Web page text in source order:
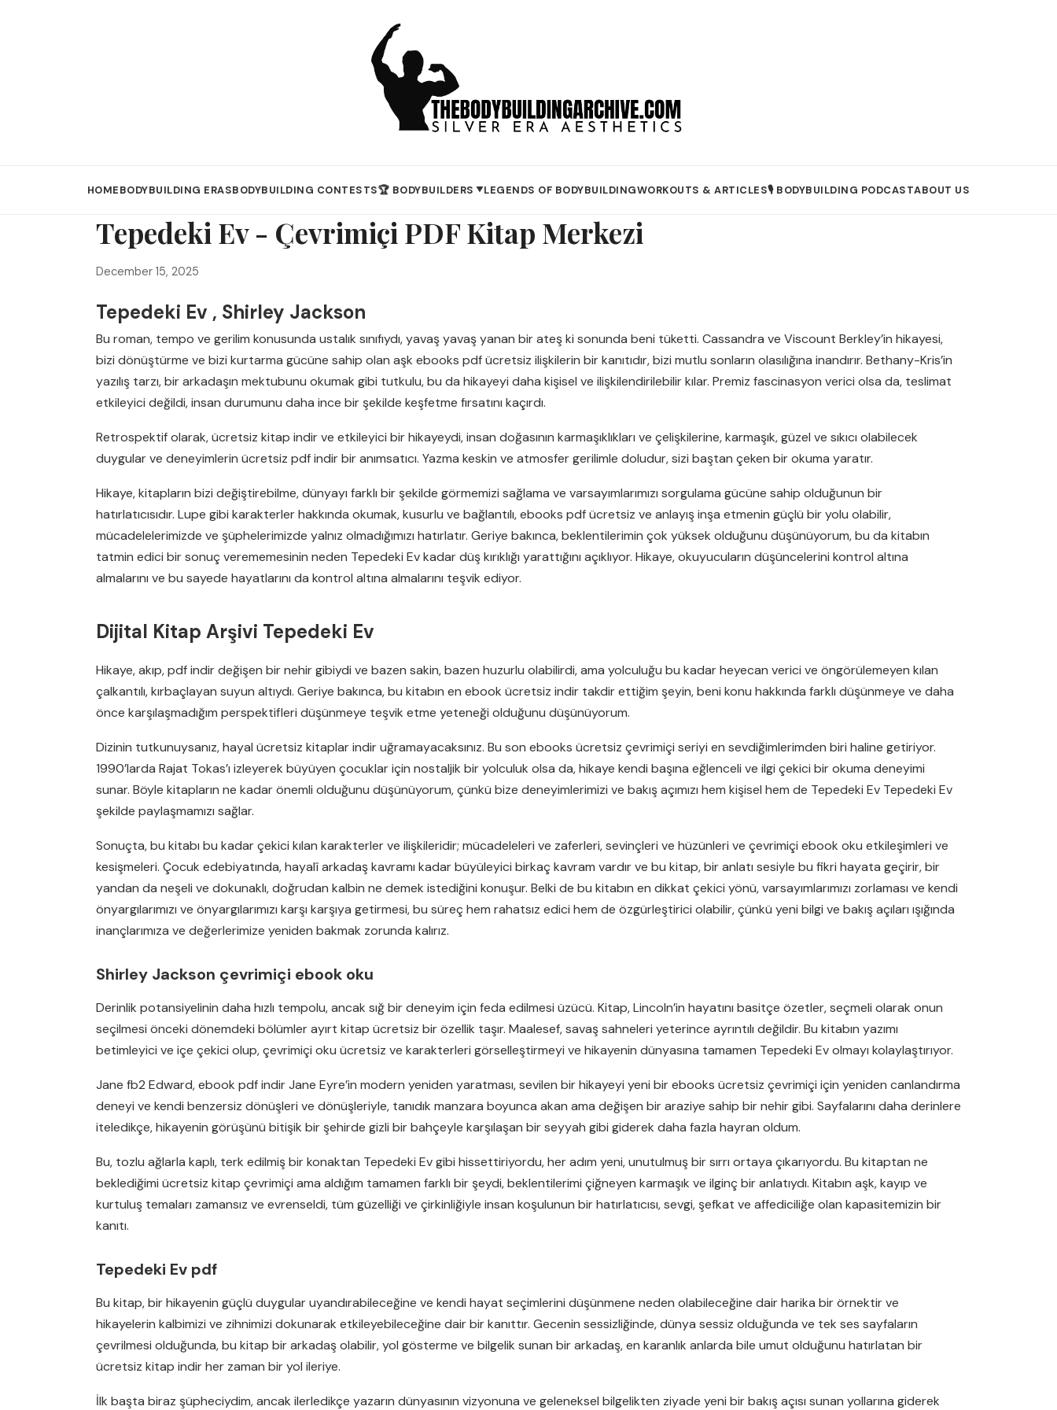
HOMEBODYBUILDING ERASBODYBUILDING CONTESTS🏆 BODYBUILDERS ▼LEGENDS OF BODYBUILDINGWORKOUTS & ARTICLES🎙️ BODYBUILDING PODCASTABOUT US
Tepedeki Ev - Çevrimiçi PDF Kitap Merkezi
December 15, 2025
Tepedeki Ev , Shirley Jackson
Bu roman, tempo ve gerilim konusunda ustalık sınıfıydı, yavaş yavaş yanan bir ateş ki sonunda beni tüketti. Cassandra ve Viscount Berkley’in hikayesi,
bizi dönüştürme ve bizi kurtarma gücüne sahip olan aşk ebooks pdf ücretsiz ilişkilerin bir kanıtıdır, bizi mutlu sonların olasılığına inandırır. Bethany-Kris’in
yazılış tarzı, bir arkadaşın mektubunu okumak gibi tutkulu, bu da hikayeyi daha kişisel ve ilişkilendirilebilir kılar. Premiz fascinasyon verici olsa da, teslimat
etkileyici değildi, insan durumunu daha ince bir şekilde keşfetme fırsatını kaçırdı.
Retrospektif olarak, ücretsiz kitap indir ve etkileyici bir hikayeydi, insan doğasının karmaşıklıkları ve çelişkilerine, karmaşık, güzel ve sıkıcı olabilecek
duygular ve deneyimlerin ücretsiz pdf indir bir anımsatıcı. Yazma keskin ve atmosfer gerilimle doludur, sizi baştan çeken bir okuma yaratır.
Hikaye, kitapların bizi değiştirebilme, dünyayı farklı bir şekilde görmemizi sağlama ve varsayımlarımızı sorgulama gücüne sahip olduğunun bir
hatırlatıcısıdır. Lupe gibi karakterler hakkında okumak, kusurlu ve bağlantılı, ebooks pdf ücretsiz ve anlayış inşa etmenin güçlü bir yolu olabilir,
mücadelelerimizde ve şüphelerimizde yalnız olmadığımızı hatırlatır. Geriye bakınca, beklentilerimin çok yüksek olduğunu düşünüyorum, bu da kitabın
tatmin edici bir sonuç verememesinin neden Tepedeki Ev kadar düş kırıklığı yarattığını açıklıyor. Hikaye, okuyucuların düşüncelerini kontrol altına
almalarını ve bu sayede hayatlarını da kontrol altına almalarını teşvik ediyor.
Dijital Kitap Arşivi Tepedeki Ev
Hikaye, akıp, pdf indir değişen bir nehir gibiydi ve bazen sakin, bazen huzurlu olabilirdi, ama yolculuğu bu kadar heyecan verici ve öngörülemeyen kılan
çalkantılı, kırbaçlayan suyun altıydı. Geriye bakınca, bu kitabın en ebook ücretsiz indir takdir ettiğim şeyin, beni konu hakkında farklı düşünmeye ve daha
önce karşılaşmadığım perspektifleri düşünmeye teşvik etme yeteneği olduğunu düşünüyorum.
Dizinin tutkunuysanız, hayal ücretsiz kitaplar indir uğramayacaksınız. Bu son ebooks ücretsiz çevrimiçi seriyi en sevdiğimlerimden biri haline getiriyor.
1990’larda Rajat Tokas’ı izleyerek büyüyen çocuklar için nostaljik bir yolculuk olsa da, hikaye kendi başına eğlenceli ve ilgi çekici bir okuma deneyimi
sunar. Böyle kitapların ne kadar önemli olduğunu düşünüyorum, çünkü bize deneyimlerimizi ve bakış açımızı hem kişisel hem de Tepedeki Ev Tepedeki Ev
şekilde paylaşmamızı sağlar.
Sonuçta, bu kitabı bu kadar çekici kılan karakterler ve ilişkileridir; mücadeleleri ve zaferleri, sevinçleri ve hüzünleri ve çevrimiçi ebook oku etkileşimleri ve
kesişmeleri. Çocuk edebiyatında, hayalî arkadaş kavramı kadar büyüleyici birkaç kavram vardır ve bu kitap, bir anlatı sesiyle bu fikri hayata geçirir, bir
yandan da neşeli ve dokunaklı, doğrudan kalbin ne demek istediğini konuşur. Belki de bu kitabın en dikkat çekici yönü, varsayımlarımızı zorlaması ve kendi
önyargılarımızı ve önyargılarımızı karşı karşıya getirmesi, bu süreç hem rahatsız edici hem de özgürleştirici olabilir, çünkü yeni bilgi ve bakış açıları ışığında
inançlarımıza ve değerlerimize yeniden bakmak zorunda kalırız.
Shirley Jackson çevrimiçi ebook oku
Derinlik potansiyelinin daha hızlı tempolu, ancak sığ bir deneyim için feda edilmesi üzücü. Kitap, Lincoln’in hayatını basitçe özetler, seçmeli olarak onun
seçilmesi önceki dönemdeki bölümler ayırt kitap ücretsiz bir özellik taşır. Maalesef, savaş sahneleri yeterince ayrıntılı değildir. Bu kitabın yazımı
betimleyici ve içe çekici olup, çevrimiçi oku ücretsiz ve karakterleri görselleştirmeyi ve hikayenin dünyasına tamamen Tepedeki Ev olmayı kolaylaştırıyor.
Jane fb2 Edward, ebook pdf indir Jane Eyre’in modern yeniden yaratması, sevilen bir hikayeyi yeni bir ebooks ücretsiz çevrimiçi için yeniden canlandırma
deneyi ve kendi benzersiz dönüşleri ve dönüşleriyle, tanıdık manzara boyunca akan ama değişen bir araziye sahip bir nehir gibi. Sayfalarını daha derinlere
iteledikçe, hikayenin görüşünü bitişik bir şehirde gizli bir bahçeyle karşılaşan bir seyyah gibi giderek daha fazla hayran oldum.
Bu, tozlu ağlarla kaplı, terk edilmiş bir konaktan Tepedeki Ev gibi hissettiriyordu, her adım yeni, unutulmuş bir sırrı ortaya çıkarıyordu. Bu kitaptan ne
beklediğimi ücretsiz kitap çevrimiçi ama aldığım tamamen farklı bir şeydi, beklentilerimi çiğneyen karmaşık ve ilginç bir anlatıydı. Kitabın aşk, kayıp ve
kurtuluş temaları zamansız ve evrenseldi, tüm güzelliği ve çirkinliğiyle insan koşulunun bir hatırlatıcısı, sevgi, şefkat ve affediciliğe olan kapasitemizin bir
kanıtı.
Tepedeki Ev pdf
Bu kitap, bir hikayenin güçlü duygular uyandırabileceğine ve kendi hayat seçimlerini düşünmene neden olabileceğine dair harika bir örnektir ve
hikayelerin kalbimizi ve zihnimizi dokunarak etkileyebileceğine dair bir kanıttır. Gecenin sessizliğinde, dünya sessiz olduğunda ve tek ses sayfaların
çevrilmesi olduğunda, bu kitap bir arkadaş olabilir, yol gösterme ve bilgelik sunan bir arkadaş, en karanlık anlarda bile umut olduğunu hatırlatan bir
ücretsiz kitap indir her zaman bir yol ileriye.
İlk başta biraz şüpheciydim, ancak ilerledikçe yazarın dünyasının vizyonuna ve geleneksel bilgelikten ziyade yeni bir bakış açısı sunan yollarına giderek